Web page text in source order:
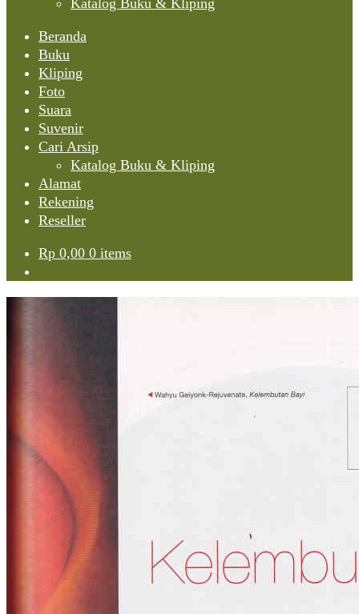
Katalog Buku & Kliping
Beranda
Buku
Kliping
Foto
Suara
Suvenir
Cari Arsip
Katalog Buku & Kliping
Alamat
Rekening
Reseller
Rp 0,00 0 items